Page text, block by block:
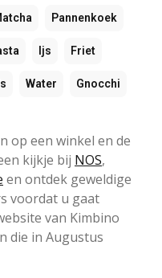
Pannenkoek
Ijs Friet
Water Gnocchi
op een winkel en de
kijkje bij NOS,
en ontdek geweldige
voordat u gaat
van Kimbino
die in Augustus